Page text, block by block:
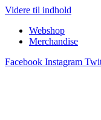
Videre til indhold
Webshop
Merchandise
Facebook Instagram